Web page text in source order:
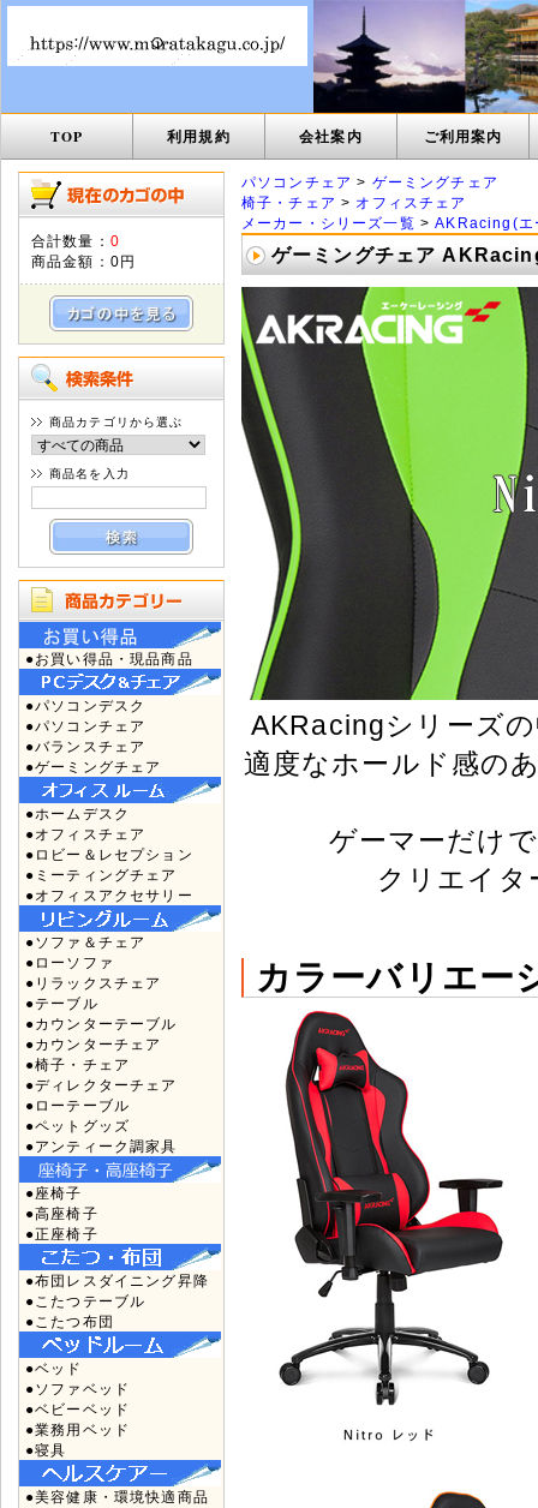
TOP 利用規約 会社案内 ご利用案内
合計数量： 0
商品金額： 0円
商品カテゴリから選ぶ
商品名を入力
●お買い得品・現品商品
●パソコンデスク
●パソコンチェア
●バランスチェア
●ゲーミングチェア
●ホームデスク
●オフィスチェア
●ロビー＆レセプション
●ミーティングチェア
●オフィスアクセサリー
●ソファ＆チェア
●ローソファ
●リラックスチェア
●テーブル
●カウンターテーブル
●カウンターチェア
●椅子・チェア
●ディレクターチェア
●ローテーブル
●ペットグッズ
●アンティーク調家具
●座椅子
●高座椅子
●正座椅子
●布団レスダイニング昇降
●こたつテーブル
●こたつ布団
●ベッド
●ソファベッド
●ベビーベッド
●業務用ベッド
●寝具
●美容健康・環境快適商品
パソコンチェア > ゲーミングチェア
椅子・チェア > オフィスチェア
メーカー・シリーズ一覧 >AKRacing(エ
ゲーミングチェア
AKRacingシリーズ
適度なホールド感の
ゲーマーだけ
クリエイタ
カラーバリエー